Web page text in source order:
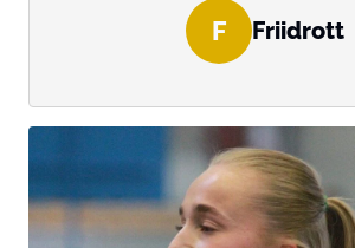
F Friidrott